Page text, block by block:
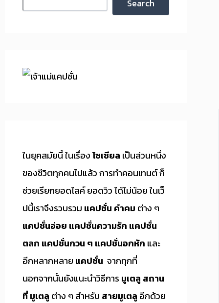
Search
ในยุคสมัยนี้ ในเรื่องโซเซียล เป็นส่วนหนึ่ง
ของชีวิตทุกคนไปแล้ว การทำคอนเทนต์ ก็
ช่วยเรียกยอดไลค์ ยอดวิว ได้ไม่น้อย ในเว็
ปนี้เราจึงรวบรวม แคปชั่น คำคม ต่าง ๆ
แคปชั่นอ่อย แคปชั่นความรัก แคปชั่น
ตลก แคปชั่นกวน ๆ แคปชั่นอกหัก และ
อีกหลากหลาย แคปชั่น จากทุกที่
นอกจากนั้นยังแนะนำวิธีการ มูเตลู สถาน
ที่ มูเตลู ต่าง ๆ สำหรับ สายมูเตลู อีกด้วย